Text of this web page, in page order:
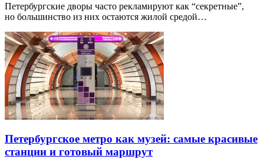
Петербургские дворы часто рекламируют как “секретные”,
но большинство из них остаются жилой средой…
Петербургское метро как музей: самые красивые
станции и готовый маршрут